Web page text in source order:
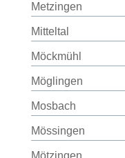
Metzingen
Mitteltal
Möckmühl
Möglingen
Mosbach
Mössingen
Mötzingen